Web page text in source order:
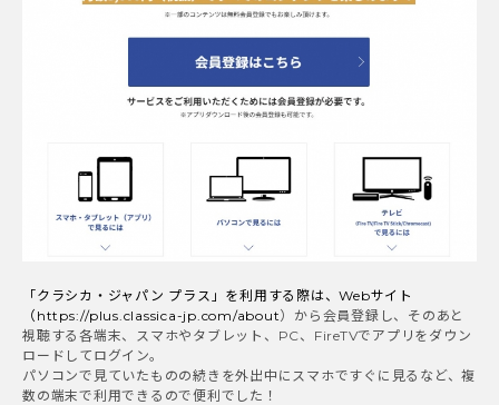
「クラシカ・ジャパン プラス」を利用する際は、Webサイト
（ https://plus.classica-jp.com/about）から会員登録し、そのあと
視聴する各端末、スマホやタブレット、PC、FireTVでアプリをダウン
ロードしてログイン。
パソコンで見ていたものの続きを外出中にスマホですぐに見るなど、複
数の端末で利用できるので便利でした！